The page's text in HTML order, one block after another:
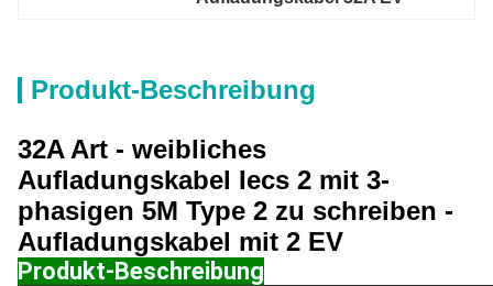
Produkt-Beschreibung
32A Art - weibliches
Aufladungskabel Iecs 2 mit 3-
phasigen 5M Type 2 zu schreiben -
Aufladungskabel mit 2 EV
Produkt-Beschreibung